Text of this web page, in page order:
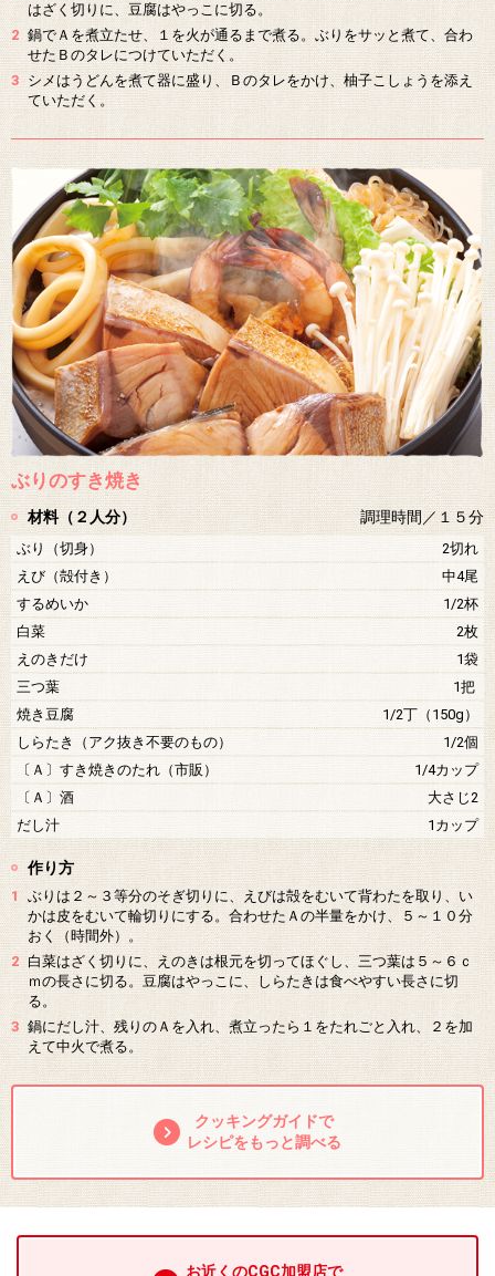
はざく切りに、豆腐はやっこに切る。
2 鍋でＡを煮立たせ、１を火が通るまで煮る。ぶりをサッと煮て、合わ
せたＢのタレにつけていただく。
3 シメはうどんを煮て器に盛り、Ｂのタレをかけ、柚子こしょうを添え
ていただく。
ぶりのすき焼き
材料（２人分） 調理時間／１５分
ぶり（切身）
2切れ
えび（殻付き）
中4尾
するめいか
1/2杯
白菜
2枚
えのきだけ
1袋
三つ葉
1把
焼き豆腐
1/2丁（150g）
しらたき（アク抜き不要のもの）
1/2個
〔Ａ〕すき焼きのたれ（市販）
1/4カップ
〔Ａ〕酒
大さじ2
だし汁
1カップ
作り方
1
ぶりは２～３等分のそぎ切りに、えびは殻をむいて背わたを取り、い
かは皮をむいて輪切りにする。合わせたＡの半量をかけ、５～１０分
おく（時間外）。
2 白菜はざく切りに、えのきは根元を切ってほぐし、三つ葉は５～６ｃ
ｍの長さに切る。豆腐はやっこに、しらたきは食べやすい長さに切
る。
3 鍋にだし汁、残りのＡを入れ、煮立ったら１をたれごと入れ、２を加
えて中火で煮る。
クッキングガイドで
レシピをもっと調べる
お近くのCGC加盟店で